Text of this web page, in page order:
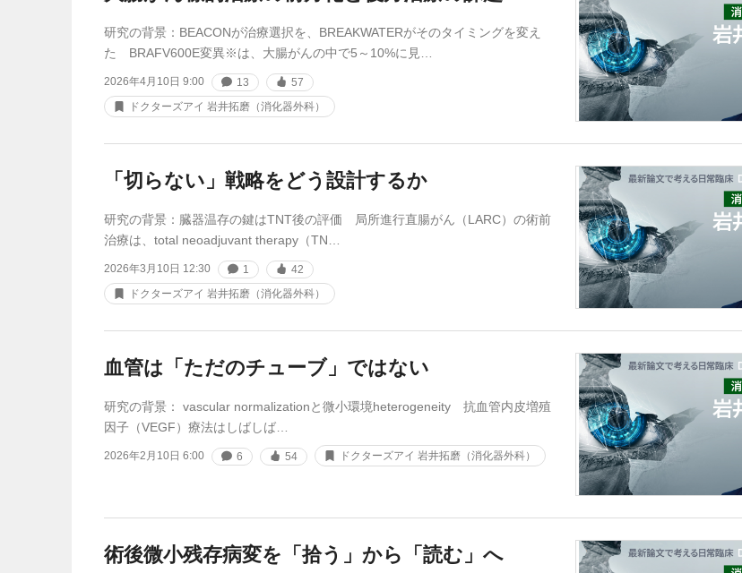
研究の背景：BEACONが治療選択を、BREAKWATERがそのタイミングを変え
た BRAFV600E変異※は、大腸がんの中で5～10%に見…
2026年4月10日 9:00 13
57
ドクターズアイ 岩井拓磨（消化器外科）
「切らない」戦略をどう設計するか
研究の背景：臓器温存の鍵はTNT後の評価 局所進行直腸がん（LARC）の術前
治療は、total neoadjuvant therapy（TN…
2026年3月10日 12:30 1
42
ドクターズアイ 岩井拓磨（消化器外科）
血管は「ただのチューブ」ではない
研究の背景： vascular normalizationと微小環境heterogeneity 抗血管内皮増殖
因子（VEGF）療法はしばしば…
2026年2月10日 6:00 6 54 ドクターズアイ 岩井拓磨（消化器外科）
術後微小残存病変を「拾う」から「読む」へ